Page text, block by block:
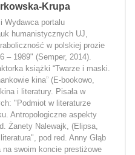
Krupa
Wydawca portalu
humanistycznych UJ,
w polskiej prozie
– 1989" (Semper, 2014).
książki “Twarze i maski.
kina” (E-bookowo,
i literatury. Pisała w
"Podmiot w literaturze
Antropologiczne aspekty
Żanety Nalewajk, (Elipsa,
pod red. Anny Głąb
na swoim koncie prestiżowe